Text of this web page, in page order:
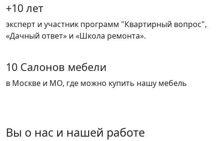
+10 лет
эксперт и участник программ "Квартирный вопрос",
«Дачный ответ» и «Школа ремонта».
10 Салонов мебели
в Москве и МО, где можно купить нашу мебель
Вы о нас и нашей работе